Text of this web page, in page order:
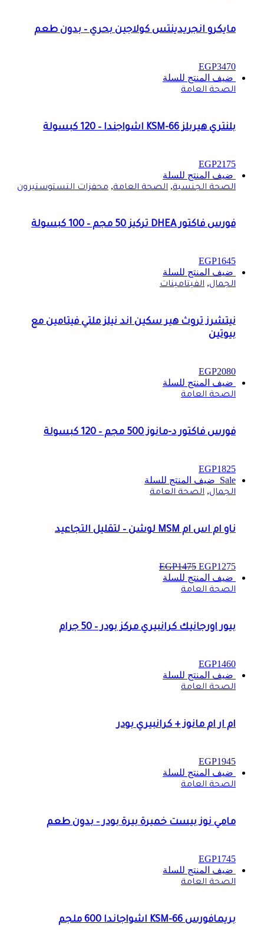
مايكرو انجريدينتس كولاجين بحري – بدون طعم
EGP3470
ضيف المنتج للسلة
الصحة العامة
بلنتري هيربلز KSM-66 اشواجندا – 120 كبسولة
EGP2175
ضيف المنتج للسلة
الصحة الجنسية, الصحة العامة, محفزات التستوستيرون
فورس فاكتور DHEA تركيز 50 مجم – 100 كبسولة
EGP1645
ضيف المنتج للسلة
الجمال, الفيتامينات
نيتشرز تروث هير سكين اند نيلز ملتي فيتامين مع
بيوتين
EGP2080
ضيف المنتج للسلة
الصحة العامة
فورس فاكتور د-مانوز 500 مجم – 120 كبسولة
EGP1825
Sale ضيف المنتج للسلة
الجمال, الصحة العامة
ناو ام اس ام MSM لوشن – لتقليل التجاعيد
EGP1475 EGP1275
ضيف المنتج للسلة
الصحة العامة
بيور اورجانيك كرانبيري مركز بودر – 50 جرام
EGP1460
ضيف المنتج للسلة
الصحة العامة
ام ار ام مانوز + كرانبيري بودر
EGP1945
ضيف المنتج للسلة
الصحة العامة
مامي نوز بيست خميرة بيرة بودر – بدون طعم
EGP1745
ضيف المنتج للسلة
الصحة العامة
بريمافورس KSM-66 اشواجاندا 600 ملجم